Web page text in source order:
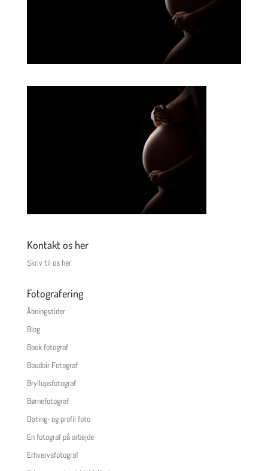
Kontakt os her
Skriv til os her
Fotografering
Åbningstider
Blog
Book fotograf
Boudoir Fotograf
Bryllupsfotograf
Børnefotograf
Dating- og profil foto
En fotograf på arbejde
Erhvervsfotograf